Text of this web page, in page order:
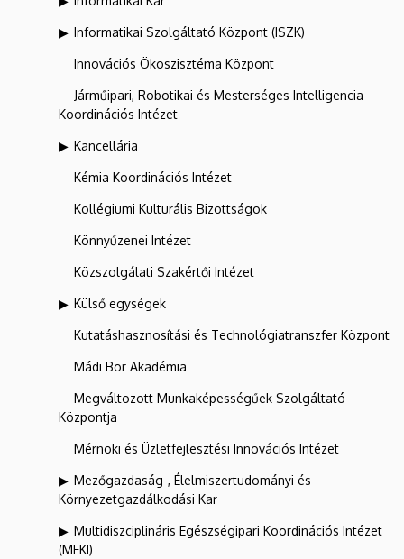
Informatikai Szolgáltató Központ (ISZK)
Innovációs Ökoszisztéma Központ
Járműipari, Robotikai és Mesterséges Intelligencia
Koordinációs Intézet
Kancellária
Kémia Koordinációs Intézet
Kollégiumi Kulturális Bizottságok
Könnyűzenei Intézet
Közszolgálati Szakértői Intézet
Külső egységek
Kutatáshasznosítási és Technológiatranszfer Központ
Mádi Bor Akadémia
Megváltozott Munkaképességűek Szolgáltató
Központja
Mérnöki és Üzletfejlesztési Innovációs Intézet
Mezőgazdaság-, Élelmiszertudományi és
Környezetgazdálkodási Kar
Multidiszciplináris Egészségipari Koordinációs Intézet
(MEKI)